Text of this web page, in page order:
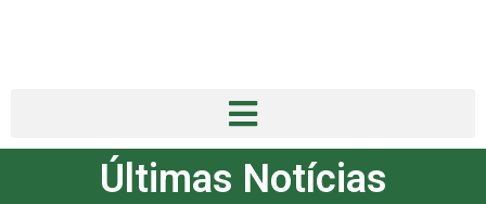
Últimas Notícias